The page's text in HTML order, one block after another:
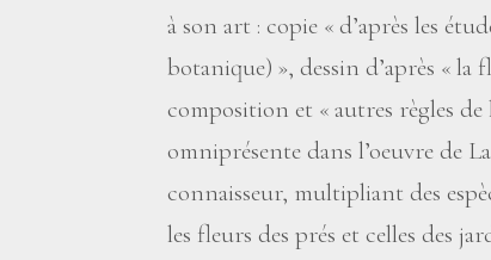
à son art : copie « d’après les
botanique) », dessin d’après « la
composition et « autres règles
omniprésente dans l’oeuvre de
connaisseur, multipliant des
les fleurs des prés et celles des